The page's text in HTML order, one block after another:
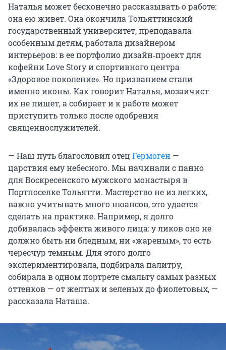
Наталья может бесконечно рассказывать о работе:
она ею живет. Она окончила Тольяттинский
государственный университет, преподавала
особенным детям, работала дизайнером
интерьеров: в ее портфолио дизайн‑проект для
кофейни Love Story и спортивного центра
«Здоровое поколение». Но призванием стали
именно иконы. Как говорит Наталья, мозаичист
их не пишет, а собирает и к работе может
приступить только после одобрения
священнослужителей.
— Наш путь благословил отец Гермоген —
царствия ему небесного. Мы начинали с панно
для Воскресенского мужского монастыря в
Портпоселке Тольятти. Мастерство не из легких,
важно учитывать много нюансов, это удается
сделать на практике. Например, я долго
добивалась эффекта живого лица: у ликов оно не
должно быть ни бледным, ни «жареным», то есть
чересчур темным. Для этого долго
экспериментировала, подбирала палитру,
собирала в одном портрете смальту самых разных
оттенков — от желтых и зеленых до фиолетовых, —
рассказала Наташа.